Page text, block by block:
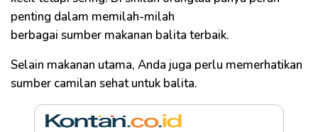
penting dalam memilah-milah
berbagai sumber makanan balita terbaik.
Selain makanan utama, Anda juga perlu memerhatikan
sumber camilan sehat untuk balita.